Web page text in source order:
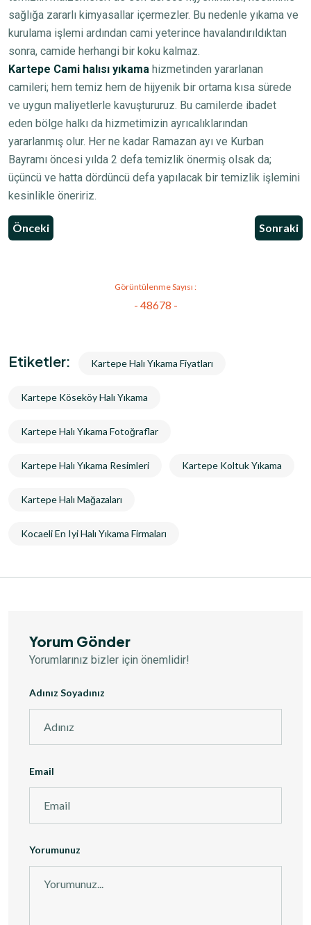
sağlığa zararlı kimyasallar içermezler. Bu nedenle yıkama ve
kurulama işlemi ardından cami yeterince havalandırıldıktan
sonra, camide herhangi bir koku kalmaz.
Kartepe Cami halısı yıkama hizmetinden yararlanan
camileri; hem temiz hem de hijyenik bir ortama kısa sürede
ve uygun maliyetlerle kavuştururuz. Bu camilerde ibadet
eden bölge halkı da hizmetimizin ayrıcalıklarından
yararlanmış olur. Her ne kadar Ramazan ayı ve Kurban
Bayramı öncesi yılda 2 defa temizlik önermiş olsak da;
üçüncü ve hatta dördüncü defa yapılacak bir temizlik işlemini
kesinlikle öneririz.
Önceki Sonraki
Görüntülenme Sayısı :
- 48678 -
Etiketler: Kartepe Halı Yıkama Fiyatları
Kartepe Köseköy Halı Yıkama
Kartepe Halı Yıkama Fotoğraflar
Kartepe Halı Yıkama Resimleri Kartepe Koltuk Yıkama
Kartepe Halı Mağazaları
Kocaeli En Iyi Halı Yıkama Firmaları
Yorum Gönder
Yorumlarınız bizler için önemlidir!
Adınız Soyadınız
Email
Yorumunuz